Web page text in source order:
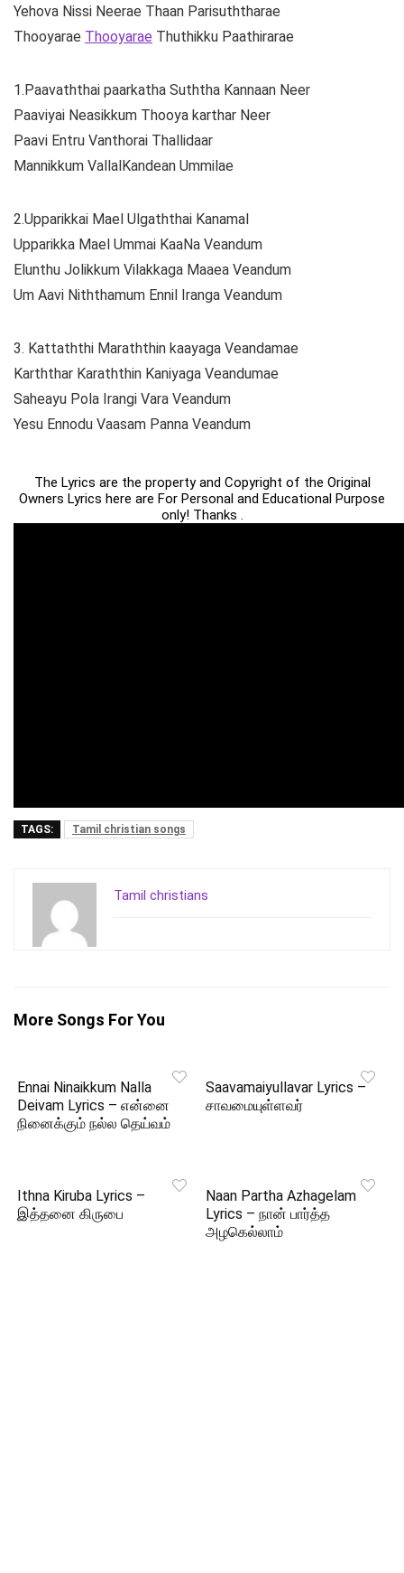
Yehova Nissi Neerae Thaan Parisuththarae
Thooyarae Thooyarae Thuthikku Paathirarae
1.Paavaththai paarkatha Suththa Kannaan Neer
Paaviyai Neasikkum Thooya karthar Neer
Paavi Entru Vanthorai Thallidaar
Mannikkum VallalKandean Ummilae
2.Upparikkai Mael Ulgaththai Kanamal
Upparikka Mael Ummai KaaNa Veandum
Elunthu Jolikkum Vilakkaga Maaea Veandum
Um Aavi Niththamum Ennil Iranga Veandum
3. Kattaththi Maraththin kaayaga Veandamae
Karththar Karaththin Kaniyaga Veandumae
Saheayu Pola Irangi Vara Veandum
Yesu Ennodu Vaasam Panna Veandum
The Lyrics are the property and Copyright of the Original
Owners Lyrics here are For Personal and Educational Purpose
only! Thanks .
TAGS: Tamil christian songs
Tamil christians
More Songs For You
Ennai Ninaikkum Nalla
Deivam Lyrics – என்னை
நினைக்கும் நல்ல தெய்வம்
Saavamaiyullavar Lyrics –
சாவமையுள்ளவர்
Ithna Kiruba Lyrics –
இத்தனை கிருபை
Naan Partha Azhagelam
Lyrics – நான் பார்த்த
அழகெல்லாம்